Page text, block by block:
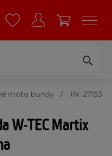
moto bundy IN: 27153
W-TEC Martix